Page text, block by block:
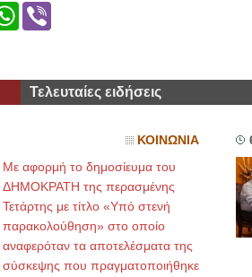
WhatsApp
Τελευταίες ειδήσεις
ΚΟΙΝΩΝΙΑ
Με αφορμή το δημοσίευμα του
ΔΗΜΟΚΡΑΤΗ της περασμένης
Τετάρτης με τίτλο «Υπό στενή
παρακολούθηση» στο οποίο
αναφερόταν τα αποτελέσματα της
σύσκεψης που πραγματοποιήθηκε